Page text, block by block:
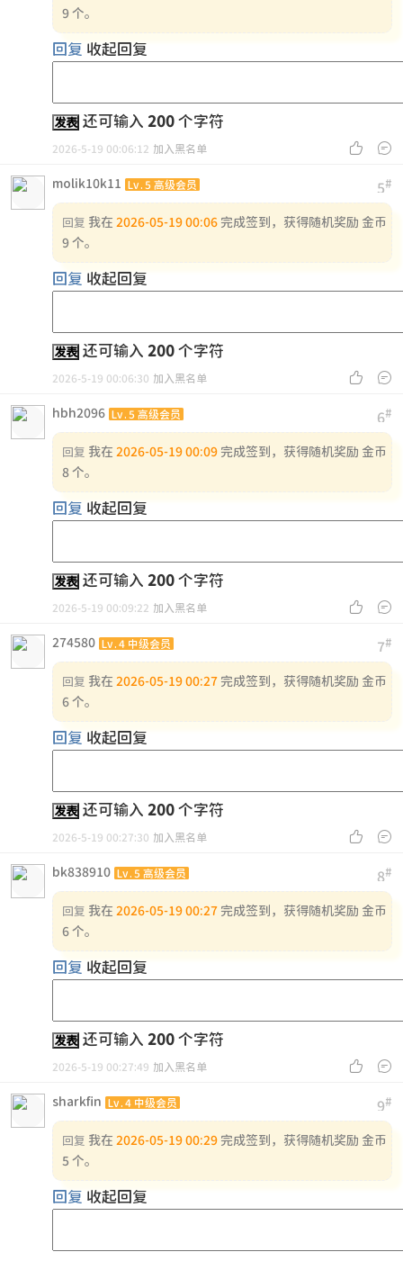
9 个。
回复 收起回复
发表 还可输入 200 个字符
 
2026-5-19 00:06:12 加入黑名单
5#
molik10k11 Lv.5 高级会员
回复 我在 2026-05-19 00:06 完成签到，获得随机奖励 金币
9 个。
回复 收起回复
发表 还可输入 200 个字符
 
2026-5-19 00:06:30 加入黑名单
6#
hbh2096 Lv.5 高级会员
回复 我在 2026-05-19 00:09 完成签到，获得随机奖励 金币
8 个。
回复 收起回复
发表 还可输入 200 个字符
 
2026-5-19 00:09:22 加入黑名单
7#
274580 Lv.4 中级会员
回复 我在 2026-05-19 00:27 完成签到，获得随机奖励 金币
6 个。
回复 收起回复
发表 还可输入 200 个字符
 
2026-5-19 00:27:30 加入黑名单
8#
bk838910 Lv.5 高级会员
回复 我在 2026-05-19 00:27 完成签到，获得随机奖励 金币
6 个。
回复 收起回复
发表 还可输入 200 个字符
 
2026-5-19 00:27:49 加入黑名单
9#
sharkfin Lv.4 中级会员
回复 我在 2026-05-19 00:29 完成签到，获得随机奖励 金币
5 个。
回复 收起回复